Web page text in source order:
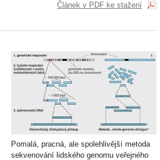
Článek v PDF ke stažení
Pomalá, pracná, ale spolehlivější metoda
sekvenování lidského genomu veřejného